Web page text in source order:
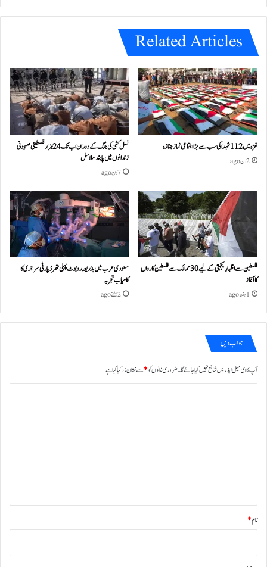
e
Related Articles
غزہ میں 112 شہدا کی سب سے بڑا اجتماعی نماز جنازہ
2 دن ago
نسل کشی کی جنگ کے دوران اب تک 24ہزار فلسطینی صہیونی
زندانوں میں پابند سلاسل
7 دن ago
فلسطین سے اظہارِ یکجہتی کے لیے 30 ممالک سے فلسطین کارواں
کا آغاز
1 ہفتہ ago
سعودی عرب میں بذریعہ روبوٹ پہلی تھرڈ پارٹی سرجری کا
کامیاب تجربہ
2 ہفتے ago
جواب دیں
آپ کا ای میل ایڈریس شائع نہیں کیا جائے گا۔ضروری خانوں کو*سے نشان زد کیا گیا ہے
نام*